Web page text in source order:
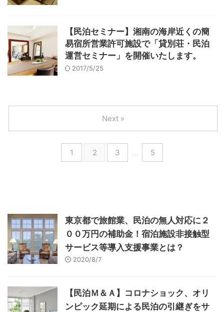
【民泊セミナー】湘南の海岸近くの簡
易宿所営業許可施設で「貸別荘・民泊
運営セミナー」を開催いたします。
2017/5/25
1 2 3 … 5
Next »
東京都で旅館業、民泊の無人対応に２
００万円の補助金！宿泊施設非接触型
サービス等導入支援事業とは？
2020/8/7
【民泊Ｍ＆Ａ】コロナショック、オリ
ンピック延期による民泊の引継ぎをサ